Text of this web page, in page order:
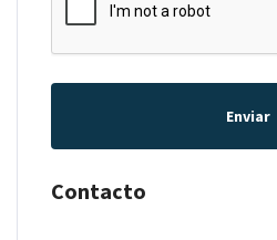
Enviar
Contacto